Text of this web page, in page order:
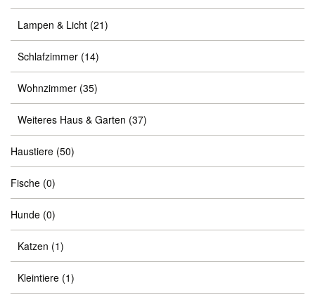
Lampen & Licht (21)
Schlafzimmer (14)
Wohnzimmer (35)
Weiteres Haus & Garten (37)
Haustiere (50)
Fische (0)
Hunde (0)
Katzen (1)
Kleintiere (1)